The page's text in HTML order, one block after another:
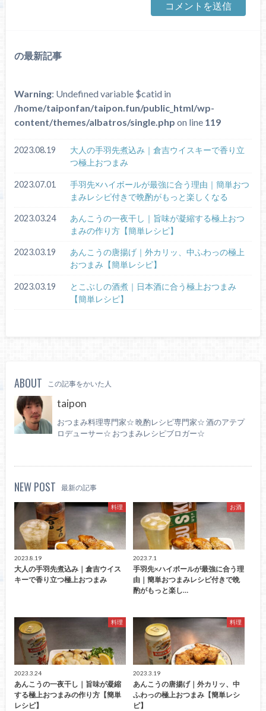
の最新記事
Warning: Undefined variable $catid in
/home/taiponfan/taipon.fun/public_html/wp-
content/themes/albatros/single.php on line 119
2023.08.19
大人の手羽先煮込み｜倉吉ウイスキーで香り立
つ極上おつまみ
2023.07.01
手羽先×ハイボールが最強に合う理由｜簡単おつ
まみレシピ付きで晩酌がもっと楽しくなる
2023.03.24
あんこうの一夜干し｜旨味が凝縮する極上おつ
まみの作り方【簡単レシピ】
2023.03.19
あんこうの唐揚げ｜外カリッ、中ふわっの極上
おつまみ【簡単レシピ】
2023.03.19
とこぶしの酒煮｜日本酒に合う極上おつまみ
【簡単レシピ】
ABOUT この記事をかいた人
taipon
おつまみ料理専門家☆ 晩酌レシピ専門家☆ 酒のアテプ
ロデューサー☆ おつまみレシピブロガー☆
NEW POST 最新の記事
料理
2023.8.19
大人の手羽先煮込み｜倉吉ウイス
キーで香り立つ極上おつまみ
お酒
2023.7.1
手羽先×ハイボールが最強に合う理
由｜簡単おつまみレシピ付きで晩
酌がもっと楽し…
料理
2023.3.24
あんこうの一夜干し｜旨味が凝縮
する極上おつまみの作り方【簡単
レシピ】
料理
2023.3.19
あんこうの唐揚げ｜外カリッ、中
ふわっの極上おつまみ【簡単レシ
ピ】